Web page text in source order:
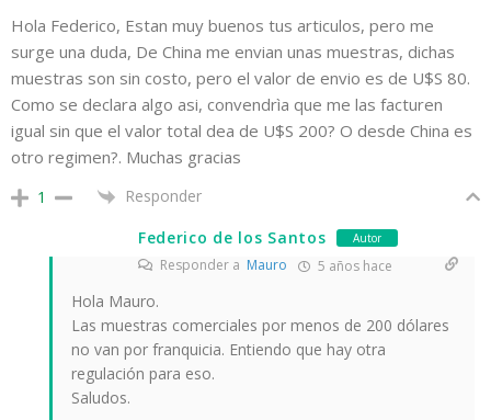
Hola Federico, Estan muy buenos tus articulos, pero me
surge una duda, De China me envian unas muestras, dichas
muestras son sin costo, pero el valor de envio es de U$S 80.
Como se declara algo asi, convendrìa que me las facturen
igual sin que el valor total dea de U$S 200? O desde China es
otro regimen?. Muchas gracias
1 Responder
Federico de los Santos Autor
Responder a Mauro 5 años hace
Hola Mauro.
Las muestras comerciales por menos de 200 dólares
no van por franquicia. Entiendo que hay otra
regulación para eso.
Saludos.